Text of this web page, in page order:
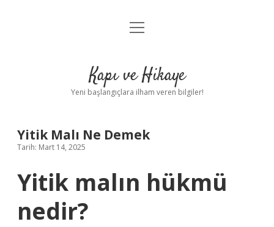
Anasayfa
Yasal Uyarı
menüyü
Kapı ve Hikaye
Yeni başlangıçlara ilham veren bilgiler!
Yitik Malı Ne Demek
Tarih: Mart 14, 2025
Yitik malın hükmü
nedir?